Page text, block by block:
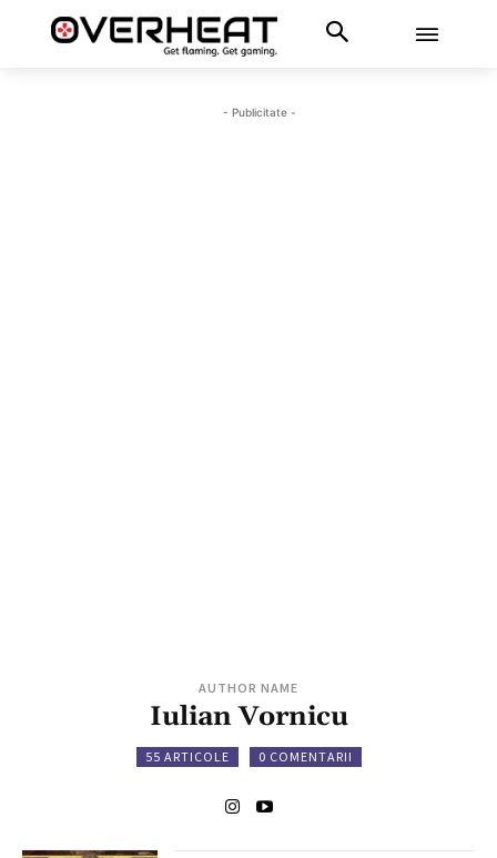
- Publicitate -
AUTHOR NAME
Iulian Vornicu
55 ARTICOLE 0 COMENTARII